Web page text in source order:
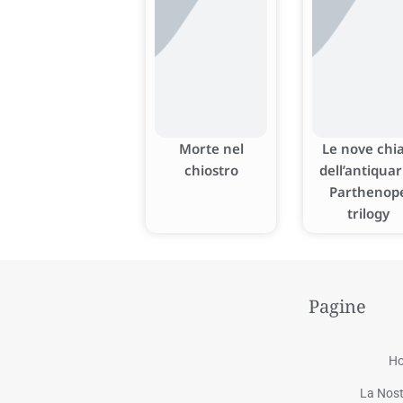
Morte nel
chiostro
Le nove
trilogy
Pagine
La